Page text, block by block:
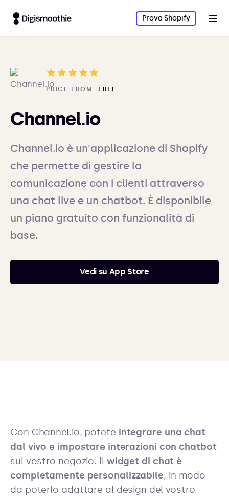
Prova Shopify
PRICE FROM: FREE
Channel.io
Channel.io è un'applicazione di Shopify
che permette di gestire la
comunicazione con i clienti attraverso
una chat live e un chatbot. È disponibile
un piano gratuito con funzionalità di
base.
Vedi su App Store
Con Channel.io, potete integrare una chat
dal vivo e impostare interazioni con chatbot
sul vostro negozio. Il widget di chat è
completamente personalizzabile, in modo
da poterlo adattare al design del vostro